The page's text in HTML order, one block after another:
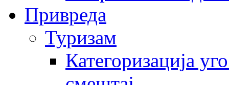
Привреда
Туризам
Категоризација